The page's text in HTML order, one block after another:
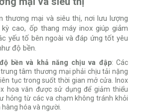
thương mại và siêu thị, nơi lưu lượng
cao, ốp thang máy inox giúp giảm
yếu tố bên ngoài và đáp ứng tốt yêu
độ bền.
bền và khả năng chịu va đập: Các
tâm thương mại phải chịu tải nặng
tục trong suốt thời gian mở cửa. Inox
hoa văn được sử dụng để giảm thiểu
hỏng từ các va chạm không tránh khỏi
hàng hóa và người.